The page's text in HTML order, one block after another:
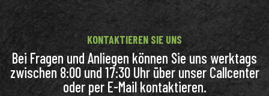
KONTAKTIEREN SIE UNS
Bei Fragen und Anliegen können Sie uns werktags
zwischen 8:00 und 17:30 Uhr über unser Callcenter
oder per E-Mail kontaktieren.